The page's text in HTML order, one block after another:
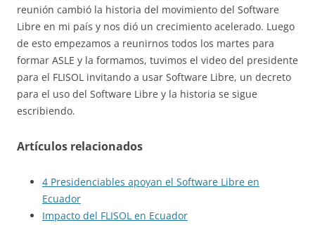
reunión cambió la historia del movimiento del Software
Libre en mi país y nos dió un crecimiento acelerado. Luego
de esto empezamos a reunirnos todos los martes para
formar ASLE y la formamos, tuvimos el video del presidente
para el FLISOL invitando a usar Software Libre, un decreto
para el uso del Software Libre y la historia se sigue
escribiendo.
Artículos relacionados
4 Presidenciables apoyan el Software Libre en
Ecuador
Impacto del FLISOL en Ecuador